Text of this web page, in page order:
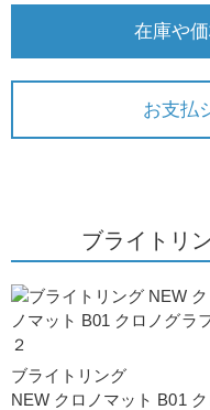
在庫や
お支払
ブライトリ
ブライトリング
NEW クロノマット B01 ク